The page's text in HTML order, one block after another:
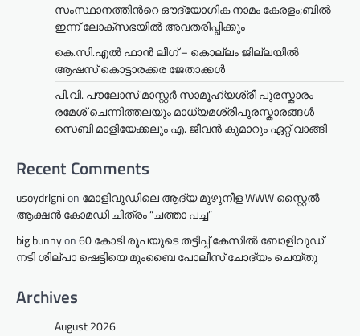
സംസ്ഥാനത്തിന്‍റെ ഔദ്യോഗിക നാമം കേരളം;ബില്‍
ഇന്ന് ലോക്സഭയില്‍ അവതരിപ്പിക്കും
കെ.സി.എൽ ഫാൻ ലീഗ് – കൊല്ലം ജില്ലയിൽ
ആഷസ് കൊട്ടാരക്കര ജേതാക്കൾ
പി.വി. പൗലോസ് മാസ്റ്റർ സാമൂഹ്യശ്രീ പുരസ്കാരം
രമേശ് ചെന്നിത്തലയും മാധ്യമശ്രീപുരസ്കാരങ്ങൾ
സെബി മാളിയേക്കലും എ. ജീവൻ കുമാറും ഏറ്റ് വാങ്ങി
Recent Comments
usoydrlgnion മോളിവുഡിലെ ആദ്യ മുഴുനീള WWW സ്റ്റൈൽ
ആക്ഷൻ കോമഡി ചിത്രം “ചത്താ പച്ച”
big bunnyon60 കോടി രൂപയുടെ തട്ടിപ്പ് കേസിൽ ബോളിവുഡ്
നടി ശില്പാ ഷെട്ടിയെ മുംബൈ പോലീസ് ചോദ്യം ചെയ്തു
Archives
August 2026